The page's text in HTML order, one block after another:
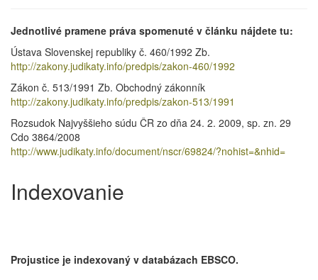
Jednotlivé pramene práva spomenuté v článku nájdete tu:
Ústava Slovenskej republiky č. 460/1992 Zb.
http://zakony.judikaty.info/predpis/zakon-460/1992
Zákon č. 513/1991 Zb. Obchodný zákonník
http://zakony.judikaty.info/predpis/zakon-513/1991
Rozsudok Najvyššieho súdu ČR zo dňa 24. 2. 2009, sp. zn. 29
Cdo 3864/2008
http://www.judikaty.info/document/nscr/69824/?nohist=&nhid=
Indexovanie
Projustice je indexovaný v databázach EBSCO.